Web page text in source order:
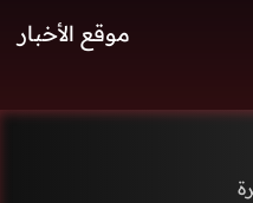
موقع الأخبار